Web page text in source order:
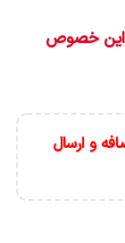
این خصوص
و ارسال